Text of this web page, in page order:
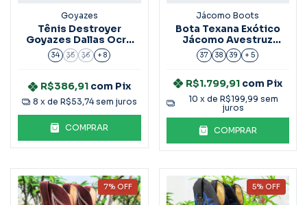
Goyazes
Tênis Destroyer
Goyazes Dallas Ocre
Café Ref:221001-C
34 35 36 + 8
R$386,91 com Pix
8 x de R$53,74 sem juros
COMPRAR
Jácomo Boots
Bota Texana Exótico
Jácomo Avestruz
Cheia Ref.2932
37 38 39 + 5
R$1.799,91 com Pix
10 x de R$199,99 sem
juros
COMPRAR
7% OFF 5% OFF